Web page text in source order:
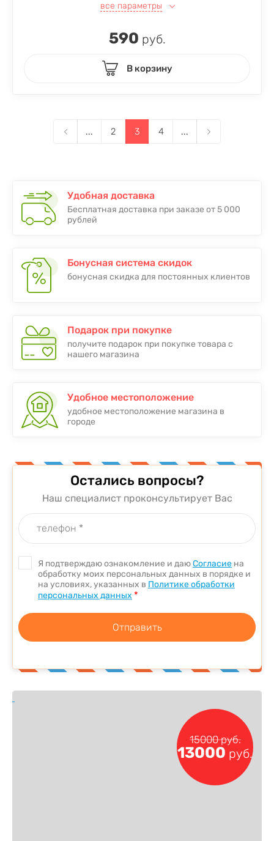
все параметры
590 руб.
В корзину
... 2 3 4 ...
Удобная доставка
Бесплатная доставка при заказе от 5 000
рублей
Бонусная система скидок
бонусная скидка для постоянных клиентов
Подарок при покупке
получите подарок при покупке товара с
нашего магазина
Удобное местоположение
удобное местоположение магазина в
городе
Остались вопросы?
Наш специалист проконсультирует Вас
Я подтверждаю ознакомление и даюСогласие на
обработку моих персональных данных в порядке и
на условиях, указанных в Политике обработки
персональных данных *
Отправить
15000руб.
13000 руб.